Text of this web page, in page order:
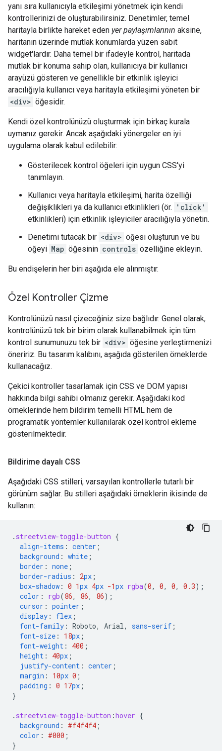
yanı sıra kullanıcıyla etkileşimi yönetmek için kendi
kontrollerinizi de oluşturabilirsiniz. Denetimler, temel
haritayla birlikte hareket eden yer paylaşımlarının aksine,
haritanın üzerinde mutlak konumlarda yüzen sabit
widget'lardır. Daha temel bir ifadeyle kontrol, haritada
mutlak bir konuma sahip olan, kullanıcıya bir kullanıcı
arayüzü gösteren ve genellikle bir etkinlik işleyici
aracılığıyla kullanıcı veya haritayla etkileşimi yöneten bir
<div> öğesidir.
Kendi özel kontrolünüzü oluşturmak için birkaç kurala
uymanız gerekir. Ancak aşağıdaki yönergeler en iyi
uygulama olarak kabul edilebilir:
Gösterilecek kontrol öğeleri için uygun CSS'yi
tanımlayın.
Kullanıcı veya haritayla etkileşimi, harita özelliği
değişiklikleri ya da kullanıcı etkinlikleri (ör.
'click'
etkinlikleri) için etkinlik işleyiciler aracılığıyla yönetin.
Denetimi tutacak bir <div> öğesi oluşturun ve bu
öğeyi Map öğesinin controls özelliğine ekleyin.
Bu endişelerin her biri aşağıda ele alınmıştır.
Özel Kontroller Çizme
Kontrolünüzü nasıl çizeceğiniz size bağlıdır. Genel olarak,
kontrolünüzü tek bir birim olarak kullanabilmek için tüm
kontrol sunumunuzu tek bir <div> öğesine yerleştirmenizi
öneririz. Bu tasarım kalıbını, aşağıda gösterilen örneklerde
kullanacağız.
Çekici kontroller tasarlamak için CSS ve DOM yapısı
hakkında bilgi sahibi olmanız gerekir. Aşağıdaki kod
örneklerinde hem bildirim temelli HTML hem de
programatik yöntemler kullanılarak özel kontrol ekleme
gösterilmektedir.
Bildirime dayalı CSS
Aşağıdaki CSS stilleri, varsayılan kontrollerle tutarlı bir
görünüm sağlar. Bu stilleri aşağıdaki örneklerin ikisinde de
kullanın:
. streetview-toggle-button {
align-items : center ;
background : white ;
border : none ;
border-radius : 2px ;
box-shadow : 0 1px 4px -1px rgba(0, 0, 0, 0.3);
color : rgb(86, 86, 86);
cursor : pointer ;
display : flex ;
font-family : Roboto, Arial, sans-serif ;
font-size : 18px ;
font-weight : 400 ;
height : 40px ;
justify-content : center ;
margin : 10px 0 ;
padding : 0 17px ;
}
. streetview-toggle-button :hover {
background : #f4f4f4 ;
color : #000 ;
}